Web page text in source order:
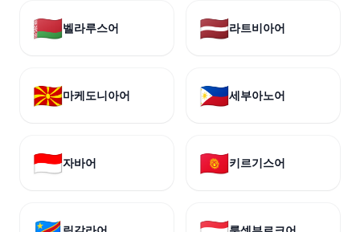
🇧🇾벨라루스어 🇱🇻라트비아어
🇲🇰마케도니아어 🇵🇭세부아노어
🇮🇩자바어 🇰🇬키르기스어